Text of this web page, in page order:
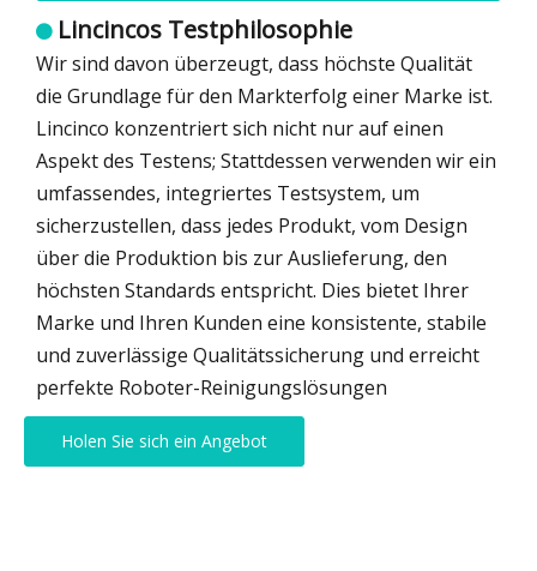
Qualitätssicherung
 Lincincos Testphilosophie
Wir sind davon überzeugt, dass höchste Qualität
die Grundlage für den Markterfolg einer Marke ist.
Lincinco konzentriert sich nicht nur auf einen
Aspekt des Testens; Stattdessen verwenden wir ein
umfassendes, integriertes Testsystem, um
sicherzustellen, dass jedes Produkt, vom Design
über die Produktion bis zur Auslieferung, den
höchsten Standards entspricht. Dies bietet Ihrer
Marke und Ihren Kunden eine konsistente, stabile
und zuverlässige Qualitätssicherung und erreicht
perfekte Roboter-Reinigungslösungen
Holen Sie sich ein Angebot